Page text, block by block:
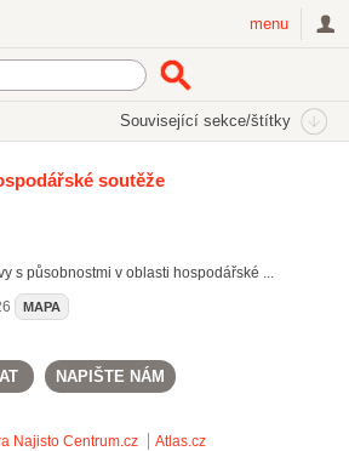
menu
Související sekce/štítky
soutěžesoutěže
s působnostmi v oblasti hospodářské ...
MAPA
NAPIŠTE NÁM
Najisto Centrum.cz Atlas.cz